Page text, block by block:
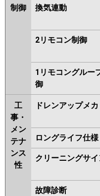
パナソニック PA-
制御 換気連動
2リモコン制御
1リモコングルー
御
工
事・
メン
テナ
ンス
性
ドレンアップメカ
ロングライフ仕様
クリーニングサ
故障診断